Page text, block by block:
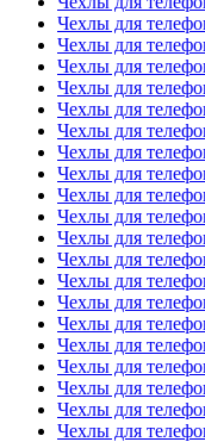
Чехлы для
Чехлы для
Чехлы для
Чехлы для
Чехлы для
Чехлы для
Чехлы для
Чехлы для
Чехлы для
Чехлы для
Чехлы для
Чехлы для
Чехлы для
Чехлы для
Чехлы для
Чехлы для
Чехлы для
Чехлы для
Чехлы для
Чехлы для